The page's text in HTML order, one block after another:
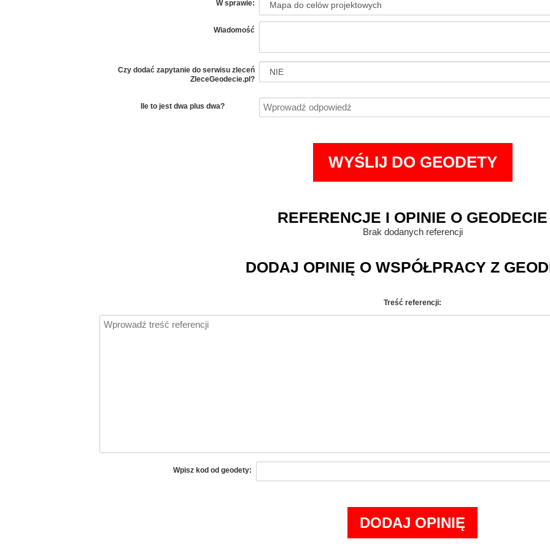
W sprawie:
Wiadomość
Czy dodać zapytanie do serwisu zleceń
ZleceGeodecie.pl?
Ile to jest dwa plus dwa?
REFERENCJE I OPINIE O GEODECIE
Brak dodanych referencji
DODAJ OPINIĘ O WSPÓŁPRACY Z
Treść referencji:
Wpisz kod od geodety: